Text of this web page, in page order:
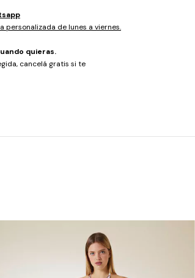
personalizada de lunes a viernes.
quieras.
cancelá gratis si te